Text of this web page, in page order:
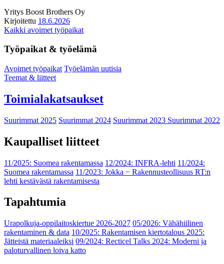
Yritys Boost Brothers Oy
Kirjoitettu 18.6.2026
Kaikki avoimet työpaikat
Työpaikat & työelämä
Avoimet työpaikat Työelämän uutisia
Teemat & liitteet
Toimialakatsaukset
Suurimmat 2025 Suurimmat 2024 Suurimmat 2023 Suurimmat 2022
Kaupalliset liitteet
11/2025: Suomea rakentamassa 12/2024: INFRA-lehti 11/2024:
Suomea rakentamassa 11/2023: Jokka − Rakennusteollisuus RT:n
lehti kestävästä rakentamisesta
Tapahtumia
Urapolkuja-oppilaitoskiertue 2026-2027 05/2026: Vähähiilinen
rakentaminen & data 10/2025: Rakentamisen kiertotalous 2025:
Jätteistä materiaaleiksi 09/2024: Recticel Talks 2024: Moderni ja
paloturvallinen loiva katto